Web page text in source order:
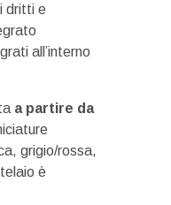
dritti e
all’interno
a partire da
grigio/rossa,
è